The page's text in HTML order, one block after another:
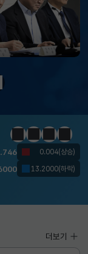
0.004(상승)
13.2000(하락)
0.004(상승)
13.2000(하락)
정지이전다음일일경
더보기